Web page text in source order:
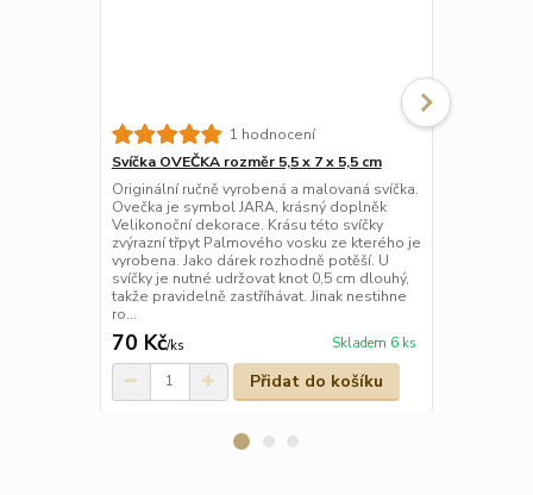
1 hodnocení
Svíčka OVEČKA rozměr 5,5 x 7 x 5,5 cm
Originální ručně vyrobená a malovaná svíčka.
Ovečka je symbol JARA, krásný doplněk
Velikonoční dekorace. Krásu této svíčky
zvýrazní třpyt Palmového vosku ze kterého je
vyrobena. Jako dárek rozhodně potěší. U
svíčky je nutné udržovat knot 0,5 cm dlouhý,
takže pravidelně zastříhávat. Jinak nestihne
ro...
70 Kč/ks Skladem 6 ks
Přidat do košíku